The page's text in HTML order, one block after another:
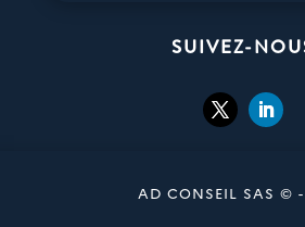
SUIVEZ-
AD CONSEIL SAS ©